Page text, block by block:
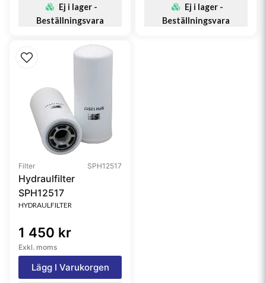
Ej i lager -
Beställningsvara
Ej i lager -
Beställningsvara
Filter SPH12517
Hydraulfilter
SPH12517
HYDRAULFILTER
1 450 kr
Exkl. moms
Lägg I Varukorgen